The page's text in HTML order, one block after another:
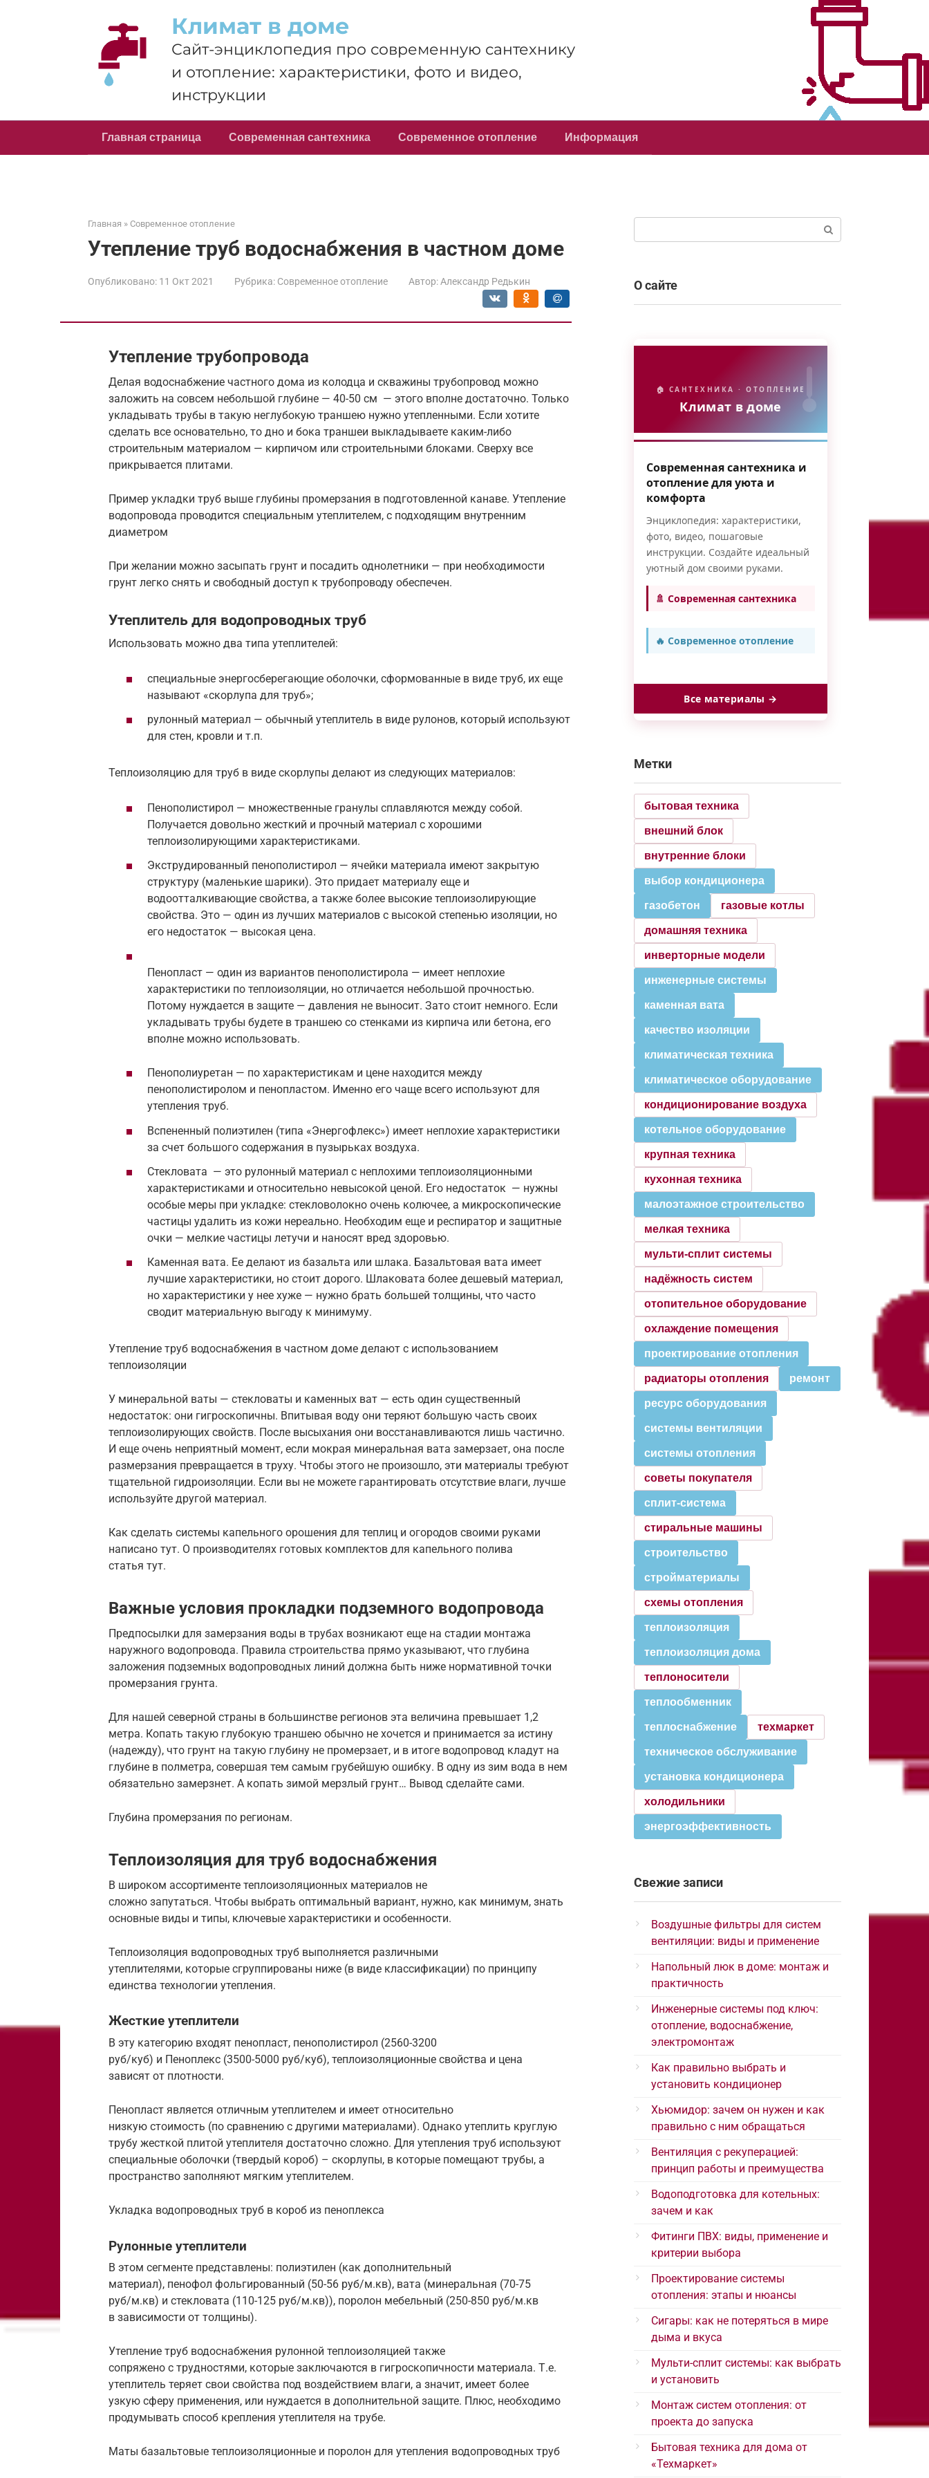
Климат в доме
Сайт-энциклопедия про современную сантехнику
и отопление: характеристики, фото и видео,
инструкции
Главная страница Современная сантехника Современное отопление Информация
Главная » Современное отопление
Утепление труб водоснабжения в частном доме
Опубликовано: 11 Окт 2021 Рубрика: Современное отопление Автор: Александр Редькин
Утепление трубопровода
Делая водоснабжение частного дома из колодца и скважины трубопровод можно
заложить на совсем небольшой глубине — 40-50 см — этого вполне достаточно. Только
укладывать трубы в такую неглубокую траншею нужно утепленными. Если хотите
сделать все основательно, то дно и бока траншеи выкладываете каким-либо
строительным материалом — кирпичом или строительными блоками. Сверху все
прикрывается плитами.
Пример укладки труб выше глубины промерзания в подготовленной канаве. Утепление
водопровода проводится специальным утеплителем, с подходящим внутренним
диаметром
При желании можно засыпать грунт и посадить однолетники — при необходимости
грунт легко снять и свободный доступ к трубопроводу обеспечен.
Утеплитель для водопроводных труб
Использовать можно два типа утеплителей:
специальные энергосберегающие оболочки, сформованные в виде труб, их еще
называют «скорлупа для труб»;
рулонный материал — обычный утеплитель в виде рулонов, который используют
для стен, кровли и т.п.
Теплоизоляцию для труб в виде скорлупы делают из следующих материалов:
Пенополистирол — множественные гранулы сплавляются между собой.
Получается довольно жесткий и прочный материал с хорошими
теплоизолирующими характеристиками.
Экструдированный пенополистирол — ячейки материала имеют закрытую
структуру (маленькие шарики). Это придает материалу еще и
водоотталкивающие свойства, а также более высокие теплоизолирующие
свойства. Это — один из лучших материалов с высокой степенью изоляции, но
его недостаток — высокая цена.
Пенопласт — один из вариантов пенополистирола — имеет неплохие
характеристики по теплоизоляции, но отличается небольшой прочностью.
Потому нуждается в защите — давления не выносит. Зато стоит немного. Если
укладывать трубы будете в траншею со стенками из кирпича или бетона, его
вполне можно использовать.
Пенополиуретан — по характеристикам и цене находится между
пенополистиролом и пенопластом. Именно его чаще всего используют для
утепления труб.
Вспененный полиэтилен (типа «Энергофлекс») имеет неплохие характеристики
за счет большого содержания в пузырьках воздуха.
Стекловата — это рулонный материал с неплохими теплоизоляционными
характеристиками и относительно невысокой ценой. Его недостаток — нужны
особые меры при укладке: стекловолокно очень колючее, а микроскопические
частицы удалить из кожи нереально. Необходим еще и респиратор и защитные
очки — мелкие частицы летучи и наносят вред здоровью.
Каменная вата. Ее делают из базальта или шлака. Базальтовая вата имеет
лучшие характеристики, но стоит дорого. Шлаковата более дешевый материал,
но характеристики у нее хуже — нужно брать большей толщины, что часто
сводит материальную выгоду к минимуму.
Утепление труб водоснабжения в частном доме делают с использованием
теплоизоляции
У минеральной ваты — стекловаты и каменных ват — есть один существенный
недостаток: они гигроскопичны. Впитывая воду они теряют большую часть своих
теплоизолирующих свойств. После высыхания они восстанавливаются лишь частично.
И еще очень неприятный момент, если мокрая минеральная вата замерзает, она после
размерзания превращается в труху. Чтобы этого не произошло, эти материалы требуют
тщательной гидроизоляции. Если вы не можете гарантировать отсутствие влаги, лучше
используйте другой материал.
Как сделать системы капельного орошения для теплиц и огородов своими руками
написано тут. О производителях готовых комплектов для капельного полива
статья тут.
Важные условия прокладки подземного водопровода
Предпосылки для замерзания воды в трубах возникают еще на стадии монтажа
наружного водопровода. Правила строительства прямо указывают, что глубина
заложения подземных водопроводных линий должна быть ниже нормативной точки
промерзания грунта.
Для нашей северной страны в большинстве регионов эта величина превышает 1,2
метра. Копать такую глубокую траншею обычно не хочется и принимается за истину
(надежду), что грунт на такую глубину не промерзает, и в итоге водопровод кладут на
глубине в полметра, совершая тем самым грубейшую ошибку. В одну из зим вода в нем
обязательно замерзнет. А копать зимой мерзлый грунт… Вывод сделайте сами.
Глубина промерзания по регионам.
Теплоизоляция для труб водоснабжения
В широком ассортименте теплоизоляционных материалов не
сложно запутаться. Чтобы выбрать оптимальный вариант, нужно, как минимум, знать
основные виды и типы, ключевые характеристики и особенности.
Теплоизоляция водопроводных труб выполняется различными
утеплителями, которые сгруппированы ниже (в виде классификации) по принципу
единства технологии утепления.
Жесткие утеплители
В эту категорию входят пенопласт, пенополистирол (2560-3200
руб/куб) и Пеноплекс (3500-5000 руб/куб), теплоизоляционные свойства и цена
зависят от плотности.
Пенопласт является отличным утеплителем и имеет относительно
низкую стоимость (по сравнению с другими материалами). Однако утеплить круглую
трубу жесткой плитой утеплителя достаточно сложно. Для утепления труб используют
специальные оболочки (твердый короб) – скорлупы, в которые помещают трубы, а
пространство заполняют мягким утеплителем.
Укладка водопроводных труб в короб из пеноплекса
Рулонные утеплители
В этом сегменте представлены: полиэтилен (как дополнительный
материал), пенофол фольгированный (50-56 руб/м.кв), вата (минеральная (70-75
руб/м.кв) и стекловата (110-125 руб/м.кв)), поролон мебельный (250-850 руб/м.кв
в зависимости от толщины).
Утепление труб водоснабжения рулонной теплоизоляцией также
сопряжено с трудностями, которые заключаются в гигроскопичности материала. Т.е.
утеплитель теряет свои свойства под воздействием влаги, а значит, имеет более
узкую сферу применения, или нуждается в дополнительной защите. Плюс, необходимо
продумывать способ крепления утеплителя на трубе.
Маты базальтовые теплоизоляционные и поролон для утепления водопроводных труб
О сайте
🏠 САНТЕХНИКА · ОТОПЛЕНИЕ
Климат в доме
Современная сантехника и
отопление для уюта и
комфорта
Энциклопедия: характеристики,
фото, видео, пошаговые
инструкции. Создайте идеальный
уютный дом своими руками.
🚿 Современная сантехника
🔥 Современное отопление
Все материалы →
Метки
бытовая техника
внешний блок
внутренние блоки
выбор кондиционера
газобетон газовые котлы
домашняя техника
инверторные модели
инженерные системы
каменная вата
качество изоляции
климатическая техника
климатическое оборудование
кондиционирование воздуха
котельное оборудование
крупная техника
кухонная техника
малоэтажное строительство
мелкая техника
мульти-сплит системы
надёжность систем
отопительное оборудование
охлаждение помещения
проектирование отопления
радиаторы отопления ремонт
ресурс оборудования
системы вентиляции
системы отопления
советы покупателя
сплит-система
стиральные машины
строительство
стройматериалы
схемы отопления
теплоизоляция
теплоизоляция дома
теплоносители
теплообменник
теплоснабжение техмаркет
техническое обслуживание
установка кондиционера
холодильники
энергоэффективность
Свежие записи
Воздушные фильтры для систем
вентиляции: виды и применение
Напольный люк в доме: монтаж и
практичность
Инженерные системы под ключ:
отопление, водоснабжение,
электромонтаж
Как правильно выбрать и
установить кондиционер
Хьюмидор: зачем он нужен и как
правильно с ним обращаться
Вентиляция с рекуперацией:
принцип работы и преимущества
Водоподготовка для котельных:
зачем и как
Фитинги ПВХ: виды, применение и
критерии выбора
Проектирование системы
отопления: этапы и нюансы
Сигары: как не потеряться в мире
дыма и вкуса
Мульти-сплит системы: как выбрать
и установить
Монтаж систем отопления: от
проекта до запуска
Бытовая техника для дома от
«Техмаркет»